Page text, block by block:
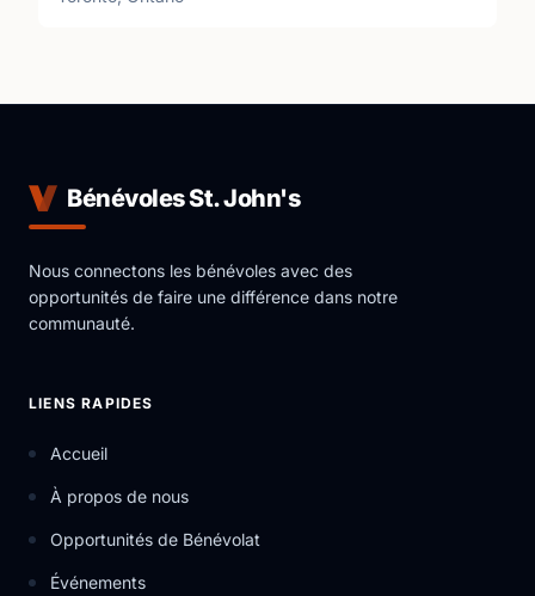
Bénévoles St. John's
Nous connectons les bénévoles avec des
opportunités de faire une différence dans notre
communauté.
LIENS RAPIDES
Accueil
À propos de nous
Opportunités de Bénévolat
Événements